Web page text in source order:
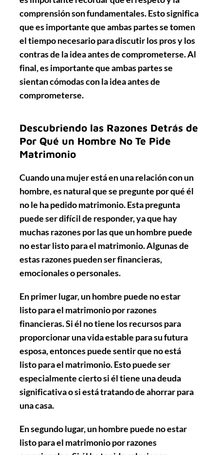
comprensión son fundamentales. Esto significa
que es importante que ambas partes se tomen
el tiempo necesario para discutir los pros y los
contras de la idea antes de comprometerse. Al
final, es importante que ambas partes se
sientan cómodas con la idea antes de
comprometerse.
Descubriendo las Razones Detrás de
Por Qué un Hombre No Te Pide
Matrimonio
Cuando una mujer está en una relación con un
hombre, es natural que se pregunte por qué él
no le ha pedido matrimonio. Esta pregunta
puede ser difícil de responder, ya que hay
muchasrazonespor las que un hombre puede
no estar listo para el matrimonio. Algunas de
estas razones pueden serfinancieras,
emocionalesopersonales.
En primer lugar, un hombre puede no estar
listo para el matrimonio por razones
financieras. Si él no tiene los recursos para
proporcionar una vida estable para su futura
esposa, entonces puede sentir que no está
listo para el matrimonio. Esto puede ser
especialmente cierto si él tiene unadeuda
significativa o si está tratando de ahorrar para
una casa.
En segundo lugar, un hombre puede no estar
listo para el matrimonio por razones